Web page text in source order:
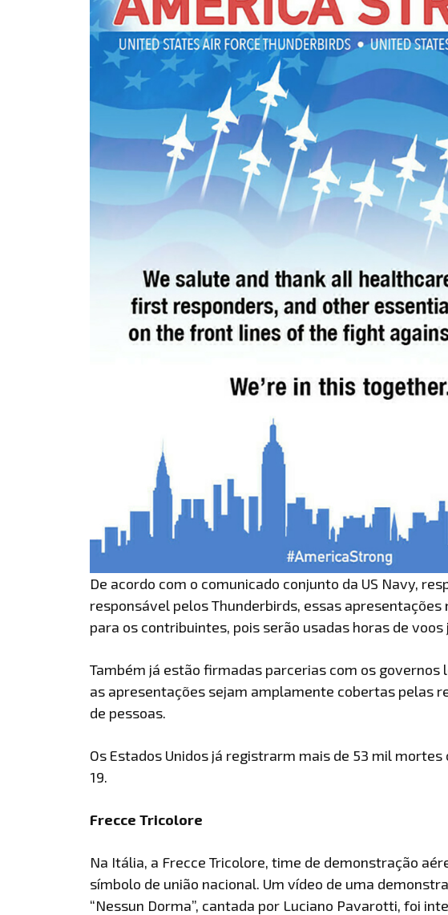
De acordo com o comunicado conjunto da US Navy,
responsável pelos Thunderbirds, essas
para os contribuintes, pois serão usadas horas de
Também já estão firmadas parcerias com os governos
as apresentações sejam amplamente cobertas pelas
de pessoas.
Os Estados Unidos já registrarm mais de 53 mil
19.
Frecce Tricolore
Na Itália, a Frecce Tricolore, time de demonstração
símbolo de união nacional. Um vídeo de uma
“Nessun Dorma”, cantada por Luciano Pavarotti, foi